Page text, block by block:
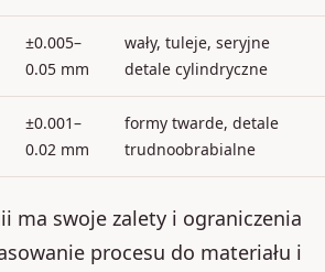
±0.005–
0.05 mm
wały, tuleje, seryjne
detale cylindryczne
±0.001–
0.02 mm
formy twarde, detale
trudnoobrabialne
ma swoje zalety i ograniczenia
procesu do materiału i